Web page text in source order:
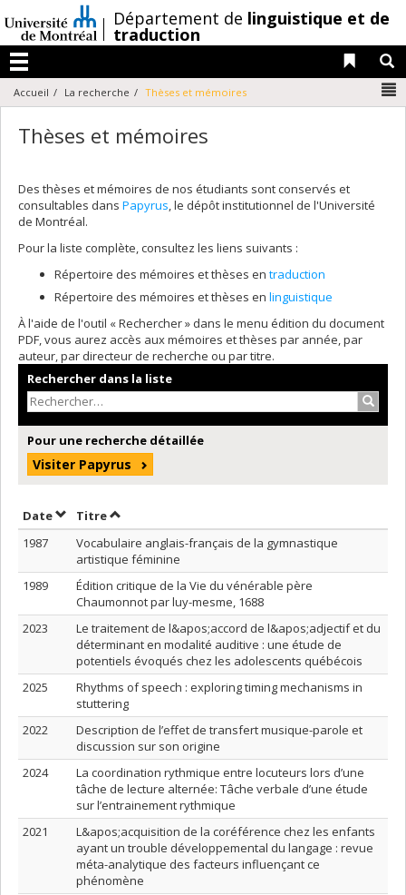
au
contenu
/Département de linguistique et de
traduction
Menu
Liens
Accueil La recherche Thèses et mémoires
Thèses et mémoires
Des thèses et mémoires de nos étudiants sont conservés et
consultables dans Papyrus, le dépôt institutionnel de l'Université
de Montréal.
Pour la liste complète, consultez les liens suivants :
Répertoire des mémoires et thèses en traduction
Répertoire des mémoires et thèses en linguistique
À l'aide de l'outil « Rechercher » dans le menu édition du document
PDF, vous aurez accès aux mémoires et thèses par année, par
auteur, par directeur de recherche ou par titre.
Rechercher dans la liste
Pour une recherche détaillée
Visiter Papyrus
DateTrier par date en ordre décroissant
TitreTrier par titre en ordre décroissant
1987
Vocabulaire anglais-français de la gymnastique
artistique féminine
1989
Édition critique de la Vie du vénérable père
Chaumonnot par luy-mesme, 1688
2023
Le traitement de l&apos;accord de l&apos;adjectif et du
déterminant en modalité auditive : une étude de
potentiels évoqués chez les adolescents québécois
2025
Rhythms of speech : exploring timing mechanisms in
stuttering
2022
Description de l’effet de transfert musique-parole et
discussion sur son origine
2024
La coordination rythmique entre locuteurs lors d’une
tâche de lecture alternée: Tâche verbale d’une étude
sur l’entrainement rythmique
2021
L&apos;acquisition de la coréférence chez les enfants
ayant un trouble développemental du langage : revue
méta-analytique des facteurs influençant ce
phénomène